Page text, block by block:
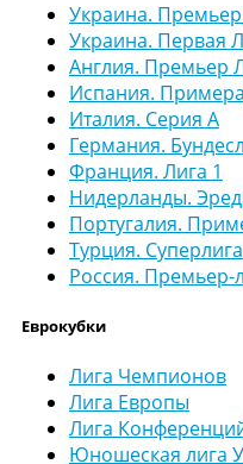
Украина.
Украина. Первая
Англия. Премьер
Испания. Примера
Италия. Серия А
Германия.
Франция. Лига 1
Нидерланды.
Португалия.
Турция. Суперлига
Россия. Премьер-
Еврокубки
Лига Чемпионов
Лига Европы
Лига
Юношеская лига